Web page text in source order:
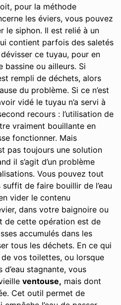
pour la méthode
les éviers, vous pouvez
le siphon. Il est relié à un
contient parfois des saletés
ce tuyau, pour en
bassine ou ailleurs. Si
rempli de déchets, alors
du problème. Si ce n’est
vidé le tuyau n’a servi à
recours : l’utilisation de
vraiment bouillante en
fonctionner. Mais
pas toujours une solution
il s’agit d’un problème
Vous pouvez tout
de faire bouillir de l’eau
vider le contenu
dans votre baignoire ou
de cette opération est de
accumulés dans les
tous les déchets. En ce qui
vos toilettes, ou lorsque
stagnante, vous
ventouse, mais dont
Cet outil permet de